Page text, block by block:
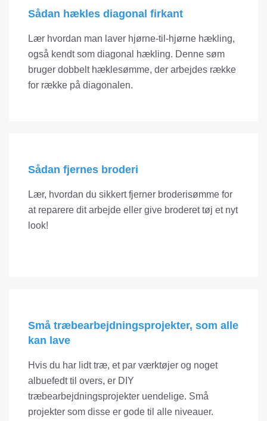
Sådan hækles diagonal firkant
Lær hvordan man laver hjørne-til-hjørne hækling,
også kendt som diagonal hækling. Denne søm
bruger dobbelt hæklesømme, der arbejdes række
for række på diagonalen.
Sådan fjernes broderi
Lær, hvordan du sikkert fjerner broderisømme for
at reparere dit arbejde eller give broderet tøj et nyt
look!
Små træbearbejdningsprojekter, som alle
kan lave
Hvis du har lidt træ, et par værktøjer og noget
albuefedt til overs, er DIY
træbearbejdningsprojekter uendelige. Små
projekter som disse er gode til alle niveauer.